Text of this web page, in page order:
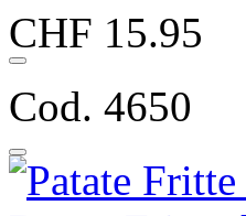
CHF 15.95
Cod. 4650